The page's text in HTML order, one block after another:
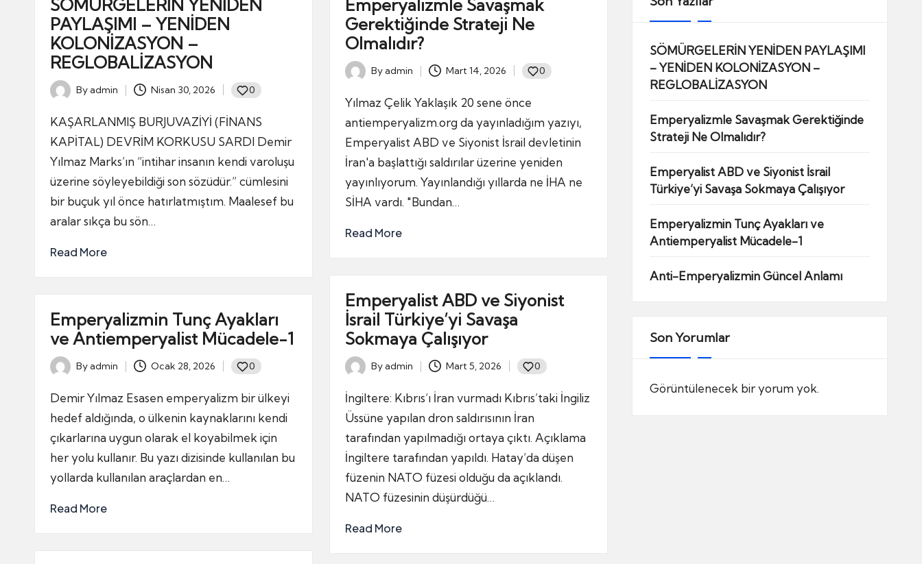
r
y
al
iz
m
ayağa
kalkalım,
zulme
karşı
duralım.
SÖMÜRGELERİN YENİDEN
PAYLAŞIMI – YENİDEN
KOLONİZASYON –
REGLOBALİZASYON
Posted
by
Byadmin Nisan 30, 2026 0
KAŞARLANMIŞ BURJUVAZİYİ (FİNANS
KAPİTAL) DEVRİM KORKUSU SARDI Demir
Yılmaz Marks’ın “intihar insanın kendi varoluşu
üzerine söyleyebildiği son sözüdür.” cümlesini
bir buçuk yıl önce hatırlatmıştım. Maalesef bu
aralar sıkça bu sön…
Read More
Emperyalizmle Savaşmak
Gerektiğinde Strateji Ne
Olmalıdır?
Posted
by
Byadmin Mart 14, 2026 0
Yılmaz Çelik Yaklaşık 20 sene önce
antiemperyalizm.org da yayınladığım yazıyı,
Emperyalist ABD ve Siyonist İsrail devletinin
İran'a başlattığı saldırılar üzerine yeniden
yayınlıyorum. Yayınlandığı yıllarda ne İHA ne
SİHA vardı. "Bundan…
Read More
Emperyalist ABD ve Siyonist
İsrail Türkiye’yi Savaşa
Sokmaya Çalışıyor
Posted
by
Byadmin Mart 5, 2026 0
İngiltere: Kıbrıs’ı İran vurmadı Kıbrıs’taki İngiliz
Üssüne yapılan dron saldırısının İran
tarafından yapılmadığı ortaya çıktı. Açıklama
İngiltere tarafından yapıldı. Hatay’da düşen
füzenin NATO füzesi olduğu da açıklandı.
NATO füzesinin düşürdüğü…
Read More
Emperyalizmin Tunç Ayakları
ve Antiemperyalist Mücadele-1
Posted
by
Byadmin Ocak 28, 2026 0
Demir Yılmaz Esasen emperyalizm bir ülkeyi
hedef aldığında, o ülkenin kaynaklarını kendi
çıkarlarına uygun olarak el koyabilmek için
her yolu kullanır. Bu yazı dizisinde kullanılan bu
yollarda kullanılan araçlardan en…
Read More
SÖMÜRGELERİN YENİDEN PAYLAŞIMI
– YENİDEN KOLONİZASYON –
REGLOBALİZASYON
Emperyalizmle Savaşmak Gerektiğinde
Strateji Ne Olmalıdır?
Emperyalist ABD ve Siyonist İsrail
Türkiye’yi Savaşa Sokmaya Çalışıyor
Emperyalizmin Tunç Ayakları ve
Antiemperyalist Mücadele-1
Anti-Emperyalizmin Güncel Anlamı
Son Yorumlar
Görüntülenecek bir yorum yok.